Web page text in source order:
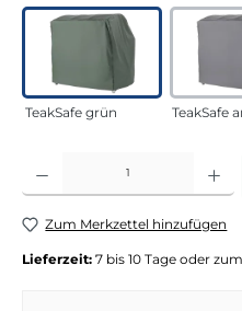
TeakSafe grün TeakSafe
Produkt Anzahl: Gib den
Zum Merkzettel hinzufügen
Lieferzeit: 7 bis 10 Tage oder